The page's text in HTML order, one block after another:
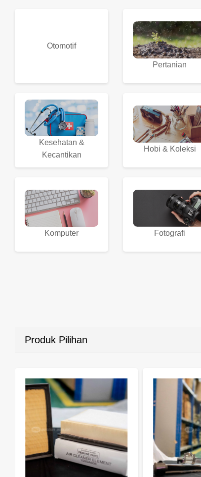
Otomotif
Pertanian
Kesehatan &
Kecantikan
Hobi & Koleksi
Komputer Fotografi
Produk Pilihan